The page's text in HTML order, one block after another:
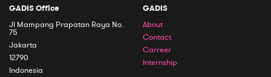
GADIS Office
Jl Mampang Prapatan Raya No.
75
Jakarta
12790
Indonesia
GADIS
About
Contact
Carreer
Internship